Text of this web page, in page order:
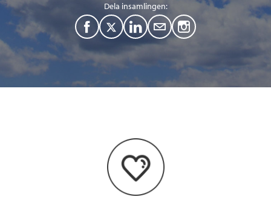
Dela insamlingen:
F
a
T
w
e
L
I
n
M